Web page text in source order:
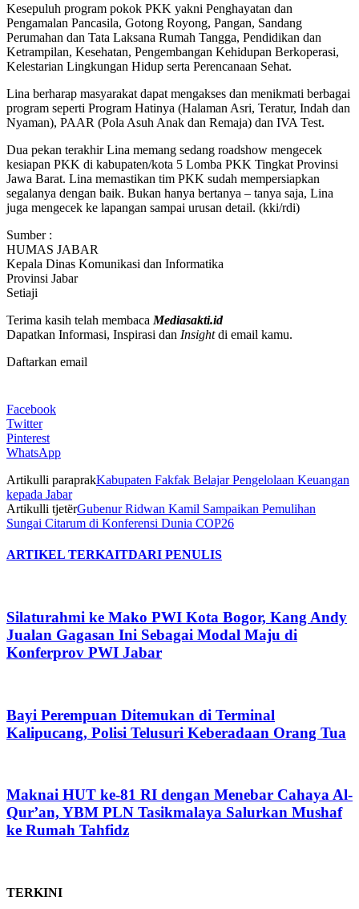
Kesepuluh program pokok PKK yakni Penghayatan dan
Pengamalan Pancasila, Gotong Royong, Pangan, Sandang
Perumahan dan Tata Laksana Rumah Tangga, Pendidikan dan
Ketrampilan, Kesehatan, Pengembangan Kehidupan Berkoperasi,
Kelestarian Lingkungan Hidup serta Perencanaan Sehat.
Lina berharap masyarakat dapat mengakses dan menikmati berbagai
program seperti Program Hatinya (Halaman Asri, Teratur, Indah dan
Nyaman), PAAR (Pola Asuh Anak dan Remaja) dan IVA Test.
Dua pekan terakhir Lina memang sedang roadshow mengecek
kesiapan PKK di kabupaten/kota 5 Lomba PKK Tingkat Provinsi
Jawa Barat. Lina memastikan tim PKK sudah mempersiapkan
segalanya dengan baik. Bukan hanya bertanya – tanya saja, Lina
juga mengecek ke lapangan sampai urusan detail. (kki/rdi)
Sumber :
HUMAS JABAR
Kepala Dinas Komunikasi dan Informatika
Provinsi Jabar
Setiaji
Terima kasih telah membaca Mediasakti.id
Dapatkan Informasi, Inspirasi dan Insightdi email kamu.
Daftarkan email
Facebook
Twitter
Pinterest
WhatsApp
Artikulli paraprakKabupaten Fakfak Belajar Pengelolaan Keuangan
kepada Jabar
Artikulli tjetërGubenur Ridwan Kamil Sampaikan Pemulihan
Sungai Citarum di Konferensi Dunia COP26
ARTIKEL TERKAITDARI PENULIS
Silaturahmi ke Mako PWI Kota Bogor, Kang Andy
Jualan Gagasan Ini Sebagai Modal Maju di
Konferprov PWI Jabar
Bayi Perempuan Ditemukan di Terminal
Kalipucang, Polisi Telusuri Keberadaan Orang Tua
Maknai HUT ke-81 RI dengan Menebar Cahaya Al-
Qur’an, YBM PLN Tasikmalaya Salurkan Mushaf
ke Rumah Tahfidz
TERKINI